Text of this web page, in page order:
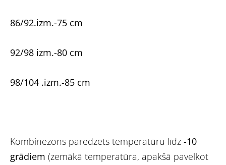
86/92.izm.-75 cm
92/98 izm.-80 cm
98/104 .izm.-85 cm
Kombinezons paredzēts temperatūru līdz -10
grādiem (zemākā temperatūra, apakšā pavelkot